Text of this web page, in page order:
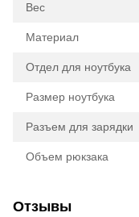
Вес
Материал
Отдел для ноутбука
Размер ноутбука
Разъем для зарядки
Объем рюкзака
Отзывы